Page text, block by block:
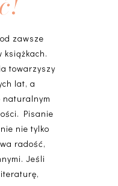
zawsze
książkach.
towarzyszy
lat, a
naturalnym
Pisanie
nie tylko
radość,
Jeśli